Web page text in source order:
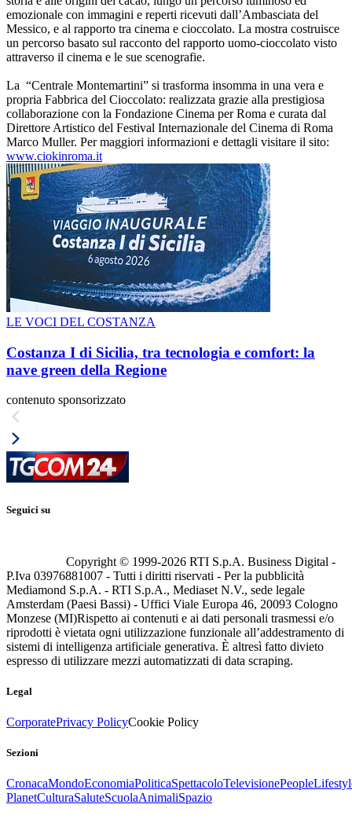
emozionale con immagini e reperti ricevuti dall’Ambasciata del
Messico, e al rapporto tra cinema e cioccolato. La mostra costruisce
un percorso basato sul racconto del rapporto uomo-cioccolato visto
attraverso il cinema e le sue scenografie.
La “Centrale Montemartini” si trasforma insomma in una vera e
propria Fabbrica del Cioccolato: realizzata grazie alla prestigiosa
collaborazione con la Fondazione Cinema per Roma e curata dal
Direttore Artistico del Festival Internazionale del Cinema di Roma
Marco Muller. Per maggiori informazioni e dettagli visitare il sito:
www.ciokinroma.it
LE VOCI DEL COSTANZA
Costanza I di Sicilia, tra tecnologia e comfort: la
nave green della Regione
contenuto sponsorizzato
Seguici su
Copyright © 1999-2026 RTI S.p.A. Business Digital -
P.Iva 03976881007 - Tutti i diritti riservati - Per la pubblicità
Mediamond S.p.A. - RTI S.p.A., Mediaset N.V., sede legale
Amsterdam (Paesi Bassi) - Uffici Viale Europa 46, 20093 Cologno
Monzese (MI)Rispetto ai contenuti e ai dati personali trasmessi e/o
riprodotti è vietata ogni utilizzazione funzionale all’addestramento di
sistemi di intelligenza artificiale generativa. È altresì fatto divieto
espresso di utilizzare mezzi automatizzati di data scraping.
Legal
CorporatePrivacy PolicyCookie Policy
Sezioni
CronacaMondoEconomiaPoliticaSpettacoloTelevisionePeople
PlanetCulturaSaluteScuolaAnimaliSpazio